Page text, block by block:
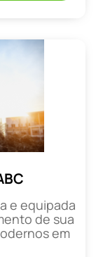
e equipada
de sua
em